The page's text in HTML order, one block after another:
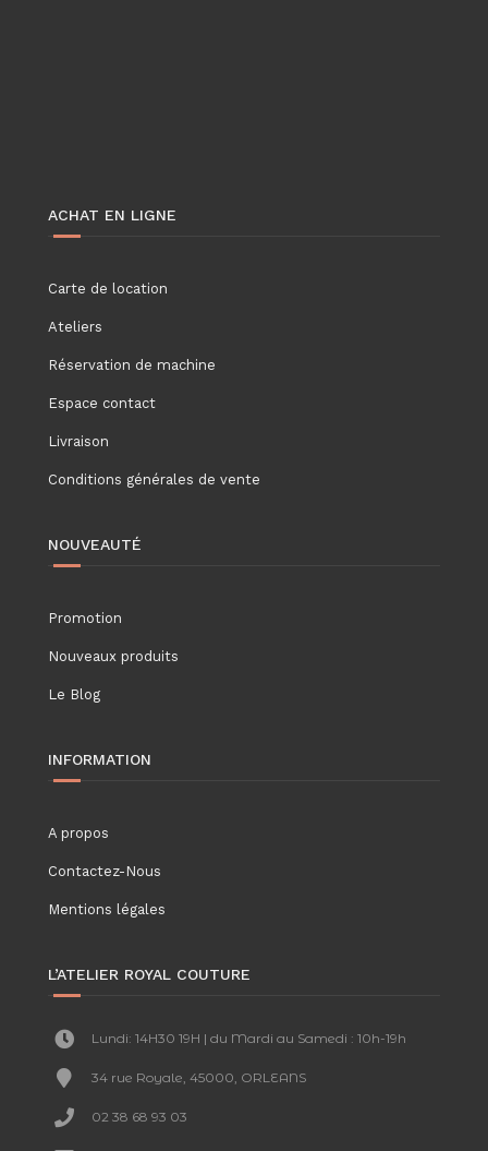
ACHAT EN LIGNE
Carte de location
Ateliers
Réservation de machine
Espace contact
Livraison
Conditions générales de vente
NOUVEAUTÉ
Promotion
Nouveaux produits
Le Blog
INFORMATION
A propos
Contactez-Nous
Mentions légales
L’ATELIER ROYAL COUTURE
Lundi: 14H30 19H | du Mardi au Samedi : 10h-19h
34 rue Royale, 45000, ORLEANS
02 38 68 93 03